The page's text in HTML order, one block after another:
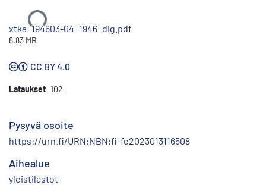
Ladataan...
xtka_194603-04_1946_dig.pdf
8.83 MB
CC BY 4.0
Lataukset 102
Pysyvä osoite
https://urn.fi/URN:NBN:fi-fe2023013116508
Aihealue
yleistilastot